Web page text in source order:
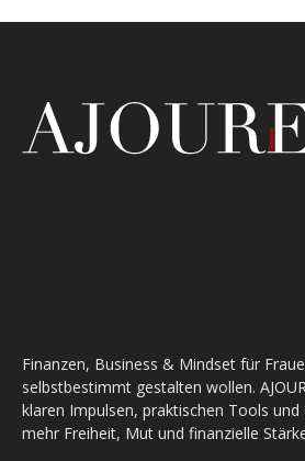
Finanzen, Business & Mindset für
selbstbestimmt gestalten wollen.
klaren Impulsen, praktischen Tools
mehr Freiheit, Mut und finanzielle